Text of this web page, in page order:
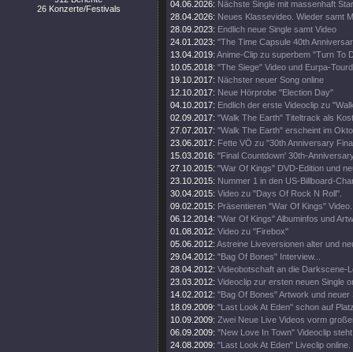
26 Konzerte/Festivals
04.06.2026: Nächste Single mit massenhaft
28.04.2026: Neues Klassevideo. Wieder samt
28.09.2023: Endlich neue Single samt Video
24.01.2023: "The Time Capsule 40th
13.04.2019: Anime-Clip zu superbem "Turn To
10.05.2018: "The Siege" Video und Eurpa-
19.10.2017: Nächster neuer Song online
12.10.2017: Neue Hörprobe "Election Day"
04.10.2017: Endlich der erste Videoclip zu
02.09.2017: "Walk The Earth" Titeltrack als
27.07.2017: "Walk The Earth" erscheint im
23.06.2017: Fette VÖ zu "30th Anniversary
15.03.2016: "Final Countdown' 30th-
27.10.2015: "War Of Kings" DVD-Edition und
23.10.2015: Nummer 1 in den US-Billboard-
30.04.2015: Video zu "Days Of Rock N Roll".
09.02.2015: Präsentieren "War Of Kings" Video.
06.12.2014: "War Of Kings" Albuminfos und
01.08.2012: Video zu "Firebox"
05.06.2012: Astreine Liveversionen alter und
29.04.2012: "Bag Of Bones" Interview...
28.04.2012: Videobotschaft an die Darkscene-
23.03.2012: Videoclip zur ersten neuen Single
14.02.2012: "Bag Of Bones" Artwork und neuer
18.09.2009: "Last Look At Eden" schon auf
10.09.2009: Zwei Neue Live Videos vorm
06.09.2009: "New Love In Town" Videoclip
24.08.2009: "Last Look At Eden" Liveclip online.